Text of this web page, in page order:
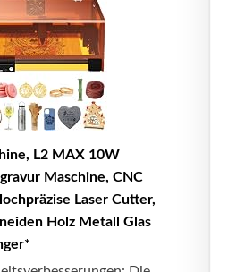
L2 MAX 10W
Maschine, CNC
Laser Cutter,
Holz Metall Glas